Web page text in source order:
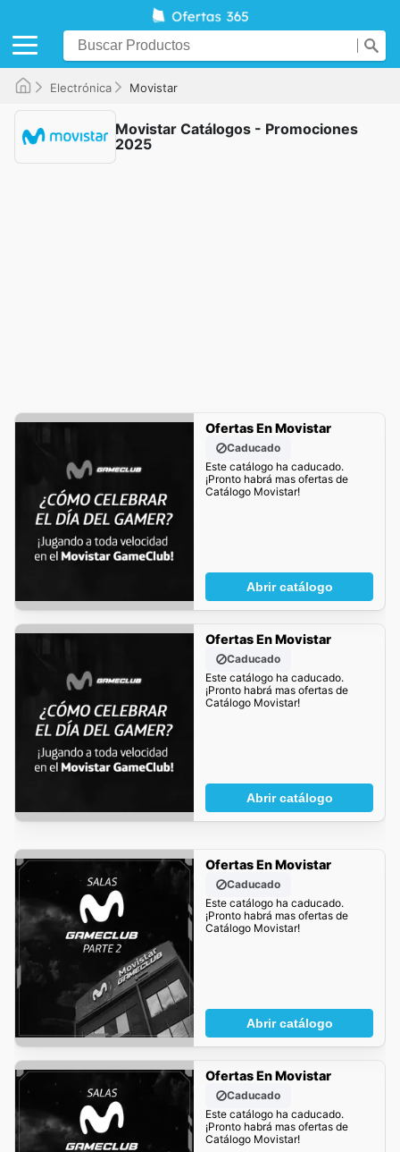
Electrónica Movistar
Movistar Catálogos - Promociones
2025
Ofertas En Movistar
Caducado
Este catálogo ha caducado.
¡Pronto habrá mas ofertas de
Catálogo Movistar!
Abrir catálogo
Ofertas En Movistar
Caducado
Este catálogo ha caducado.
¡Pronto habrá mas ofertas de
Catálogo Movistar!
Abrir catálogo
Ofertas En Movistar
Caducado
Este catálogo ha caducado.
¡Pronto habrá mas ofertas de
Catálogo Movistar!
Abrir catálogo
Ofertas En Movistar
Caducado
Este catálogo ha caducado.
¡Pronto habrá mas ofertas de
Catálogo Movistar!